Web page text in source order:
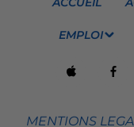
EMPLOI
MENTIONS